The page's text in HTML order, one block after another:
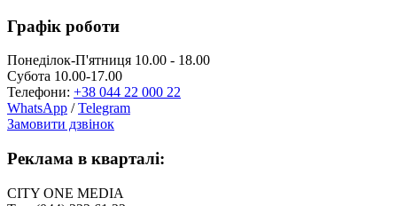
Графік роботи
Понеділок-П'ятниця 10.00 - 18.00
Субота 10.00-17.00
Телефони: +38 044 22 000 22
WhatsApp /Telegram
Замовити дзвінок
Реклама в кварталі:
CITY ONE MEDIA